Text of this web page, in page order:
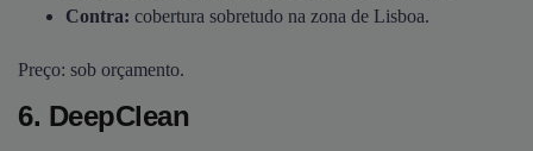
Contra: cobertura sobretudo na zona de Lisboa.
Preço: sob orçamento.
6. DeepClean